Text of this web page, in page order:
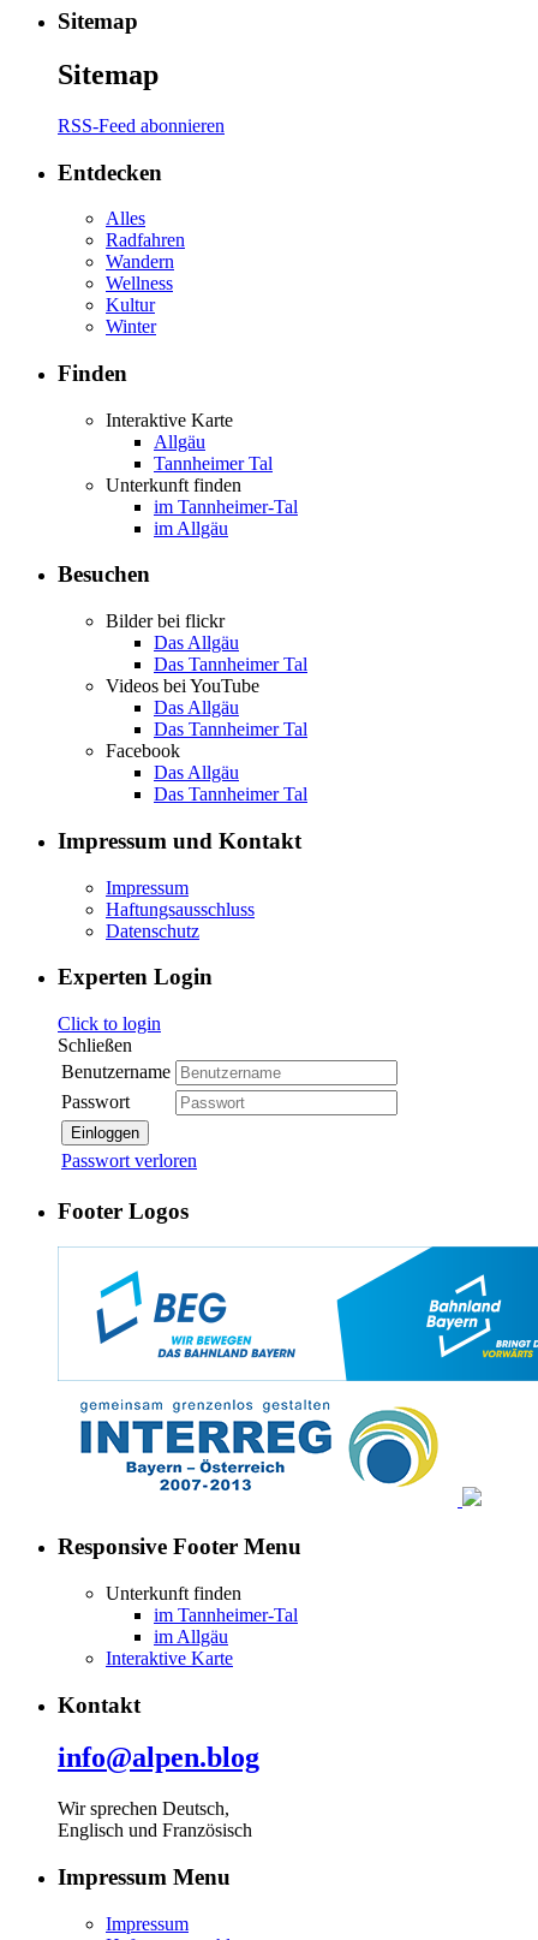
Sitemap
Sitemap
RSS-Feed abonnieren
Entdecken
Alles
Radfahren
Wandern
Wellness
Kultur
Winter
Finden
Interaktive Karte
Allgäu
Tannheimer Tal
Unterkunft finden
im Tannheimer-Tal
im Allgäu
Besuchen
Bilder bei flickr
Das Allgäu
Das Tannheimer Tal
Videos bei YouTube
Das Allgäu
Das Tannheimer Tal
Facebook
Das Allgäu
Das Tannheimer Tal
Impressum und Kontakt
Impressum
Haftungsausschluss
Datenschutz
Experten Login
Click to login
Schließen
Benutzername
Passwort
Einloggen
Passwort verloren
Footer Logos
Responsive Footer Menu
Unterkunft finden
im Tannheimer-Tal
im Allgäu
Interaktive Karte
Kontakt
info@alpen.blog
Wir sprechen Deutsch,
Englisch und Französisch
Impressum Menu
Impressum